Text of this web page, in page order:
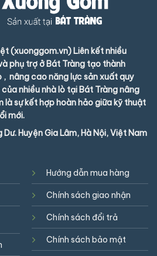
(xuonggom.vn) Liên kết nhiều
phụ trợ ở Bát Tràng tạo thành
, nâng cao năng lực sản xuất quy
nhiều nhà lò tại Bát Tràng nâng
là sự kết hợp hoàn hảo giữa kỹ thuật
mới.
Huyện Gia Lâm, Hà Nội, Việt Nam
Hướng dẫn mua hàng
Chính sách giao nhận
Chính sách đổi trả
Chính sách bảo mật